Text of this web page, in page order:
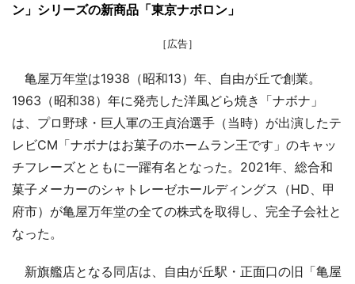
ン」シリーズの新商品「東京ナボロン」
［広告］
亀屋万年堂は1938（昭和13）年、自由が丘で創業。
1963（昭和38）年に発売した洋風どら焼き「ナボナ」
は、プロ野球・巨人軍の王貞治選手（当時）が出演したテ
レビCM「ナボナはお菓子のホームラン王です」のキャッ
チフレーズとともに一躍有名となった。2021年、総合和
菓子メーカーのシャトレーゼホールディングス（HD、甲
府市）が亀屋万年堂の全ての株式を取得し、完全子会社と
なった。
新旗艦店となる同店は、自由が丘駅・正面口の旧「亀屋